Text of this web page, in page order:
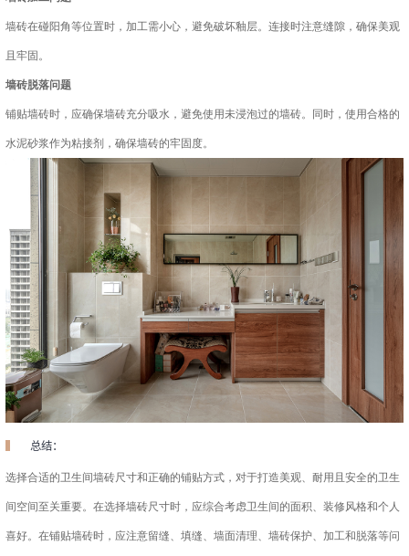
墙砖在碰阳角等位置时，加工需小心，避免破坏釉层。连接时注意缝隙，确保美观
且牢固。
墙砖脱落问题
铺贴墙砖时，应确保墙砖充分吸水，避免使用未浸泡过的墙砖。同时，使用合格的
水泥砂浆作为粘接剂，确保墙砖的牢固度。
总结：
选择合适的卫生间墙砖尺寸和正确的铺贴方式，对于打造美观、耐用且安全的卫生
间空间至关重要。在选择墙砖尺寸时，应综合考虑卫生间的面积、装修风格和个人
喜好。在铺贴墙砖时，应注意留缝、填缝、墙面清理、墙砖保护、加工和脱落等问